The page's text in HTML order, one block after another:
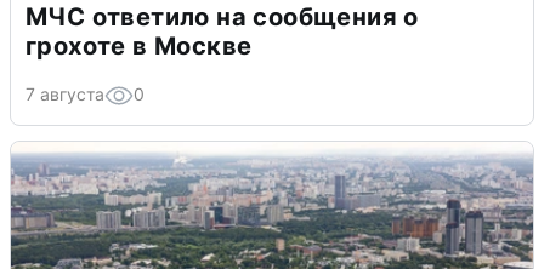
МЧС ответило на сообщения о
грохоте в Москве
7 августа 0